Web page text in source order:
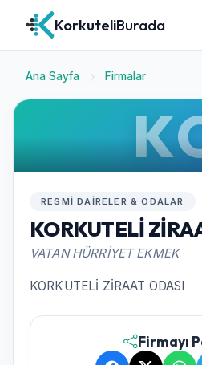
KorkuteliBurada
Ana Sayfa Firmalar
RESMI DAIRELER & ODALAR
KORKUTELİ
VATAN HÜRRİYET EKMEK
KORKUTELİ ZİRAAT ODASI
Firmayı